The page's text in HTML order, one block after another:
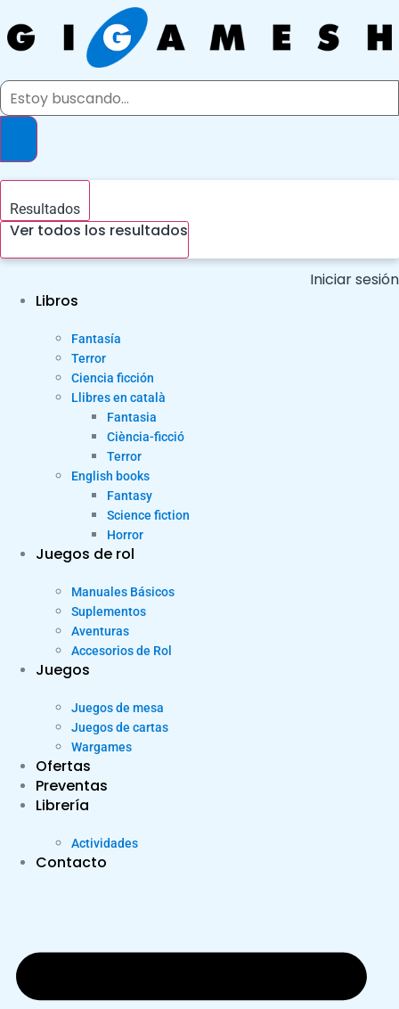
al
contenido
Search
Resultados
Ver todos los resultados
Iniciar sesión
Libros
Fantasía
Terror
Ciencia ficción
Llibres en català
Fantasia
Ciència-ficció
Terror
English books
Fantasy
Science fiction
Horror
Juegos de rol
Manuales Básicos
Suplementos
Aventuras
Accesorios de Rol
Juegos
Juegos de mesa
Juegos de cartas
Wargames
Ofertas
Preventas
Librería
Actividades
Contacto